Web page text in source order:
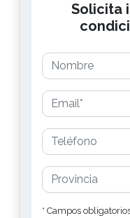
Solicita
* Campos